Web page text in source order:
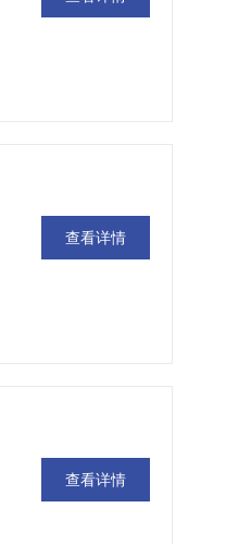
查看详情
查看详情